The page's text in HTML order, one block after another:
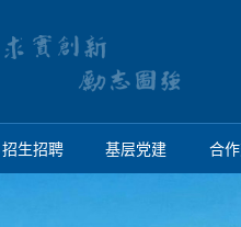
招生招聘 基层党建 合